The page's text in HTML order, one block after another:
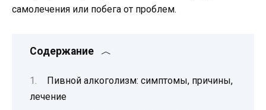
самолечения или побега от проблем.
Содержание
Пивной алкоголизм: симптомы, причины,
лечение